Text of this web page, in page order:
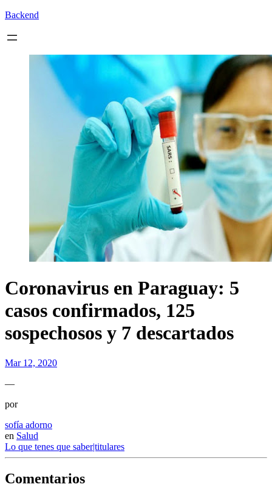
Backend
Coronavirus en Paraguay: 5
casos confirmados, 125
sospechosos y 7 descartados
Mar 12, 2020
—
por
sofía adorno
en Salud
Lo que tenes que saber|titulares
Comentarios